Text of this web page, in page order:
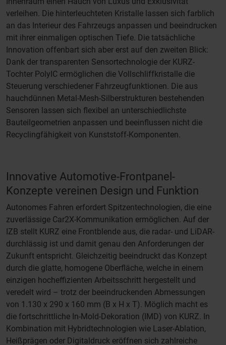
verleihen. Die hinterleuchteten Kristalle lassen sich farblich
an das Interieur des Fahrzeugs anpassen und beeindrucken
mit ihrer einmaligen optischen Tiefe. Die tatsächliche
Innovation offenbart sich aber erst auf den zweiten Blick:
Dank der transparenten Sensortechnologie der KURZ-
Tochter PolyIC ermöglichen die Vollschliffkristalle die
Steuerung verschiedener Fahrzeugfunktionen. Die aus
hauchdünnen Metal-Mesh-Silberstrukturen bestehenden
Sensoren lassen sich flexibel an unterschiedlichste
Bauteilgeometrien anpassen und beeinflussen nicht die
Recyclingfähigkeit von Kunststoff-Komponenten.
Innovative Automotive-Frontpanel-
Konzepte vereinen Design und Funktion
Autonomes Fahren erfordert Spitzentechnologien, die eine
zuverlässige Car2X-Kommunikation ermöglichen. Auf der
IZB stellt KURZ eine Frontblende aus, die radar- und LiDAR-
durchlässig ist und damit genau den Anforderungen der
Zukunft entspricht. Gleichzeitig beeindruckt das Konzept
durch die glatte, homogene Oberfläche, welche in einem
einzigen hocheffizienten Arbeitsschritt hergestellt und
veredelt wird – trotz der beeindruckenden Abmessungen
von 1.130 x 290 x 160 mm (B x H x T). Möglich macht es
die fortschrittliche In-Mold-Dekoration (IMD) von KURZ. In
Kombination mit Hybridtechnologien wie Laser-Ablation,
Heißprägen oder Digitaldruck eröffnen sich zahlreiche